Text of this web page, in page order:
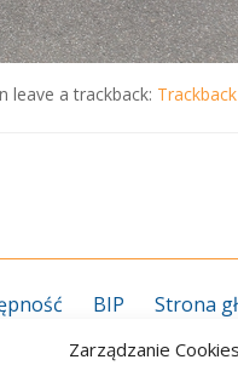
Zarządzanie Cookies
leave a trackback:
BIP Strona
Kierunki kształcenia 2026/